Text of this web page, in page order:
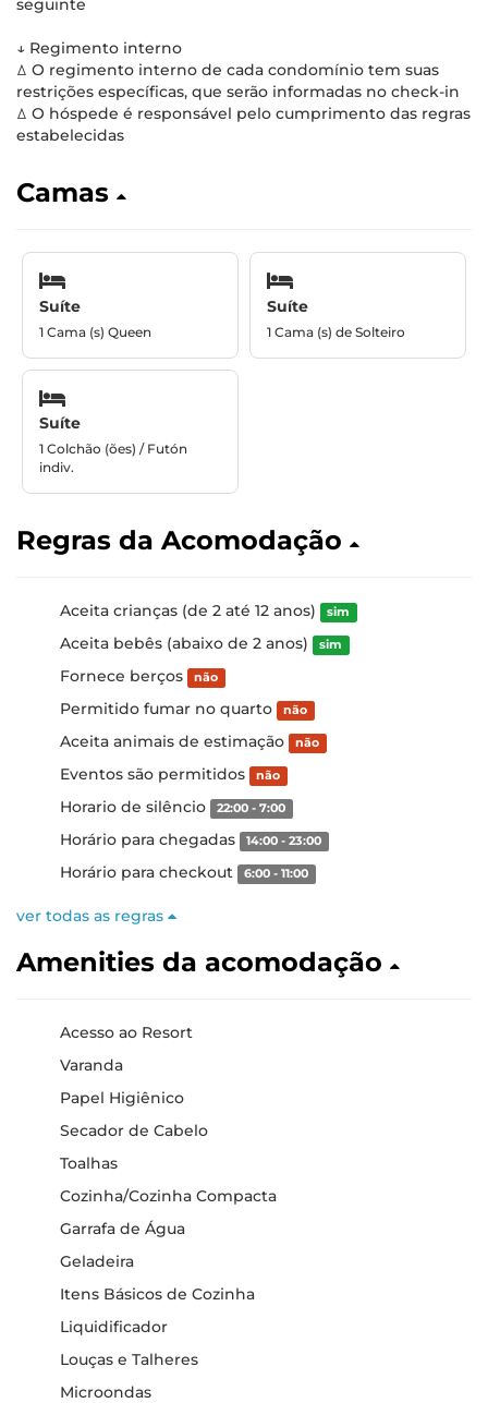
seguinte
↓ Regimento interno
ꕔ O regimento interno de cada condomínio tem suas
restrições específicas, que serão informadas no check-in
ꕔ O hóspede é responsável pelo cumprimento das regras
estabelecidas
Camas
Suíte
1 Cama (s) Queen
Suíte
1 Cama (s) de Solteiro
Suíte
1 Colchão (ões) / Futón
indiv.
Regras da Acomodação
Aceita crianças (de 2 até 12 anos) sim
Aceita bebês (abaixo de 2 anos) sim
Fornece berços não
Permitido fumar no quarto não
Aceita animais de estimação não
Eventos são permitidos não
Horario de silêncio 22:00 - 7:00
Horário para chegadas 14:00 - 23:00
Horário para checkout 6:00 - 11:00
ver todas as regras
Amenities da acomodação
Acesso ao Resort
Varanda
Papel Higiênico
Secador de Cabelo
Toalhas
Cozinha/Cozinha Compacta
Garrafa de Água
Geladeira
Itens Básicos de Cozinha
Liquidificador
Louças e Talheres
Microondas